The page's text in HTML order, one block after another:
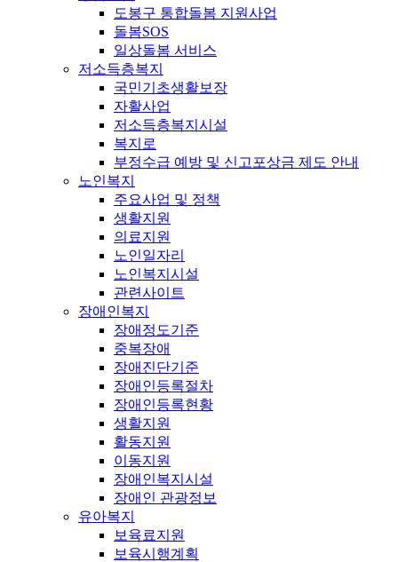
도봉구 통합돌봄 지원사업
돌봄SOS
일상돌봄 서비스
저소득층복지
국민기초생활보장
자활사업
저소득층복지시설
복지로
부정수급 예방 및 신고포상금 제도 안내
노인복지
주요사업 및 정책
생활지원
의료지원
노인일자리
노인복지시설
관련사이트
장애인복지
장애정도기준
중복장애
장애진단기준
장애인등록절차
장애인등록현황
생활지원
활동지원
이동지원
장애인복지시설
장애인 관광정보
유아복지
보육료지원
보육시행계획